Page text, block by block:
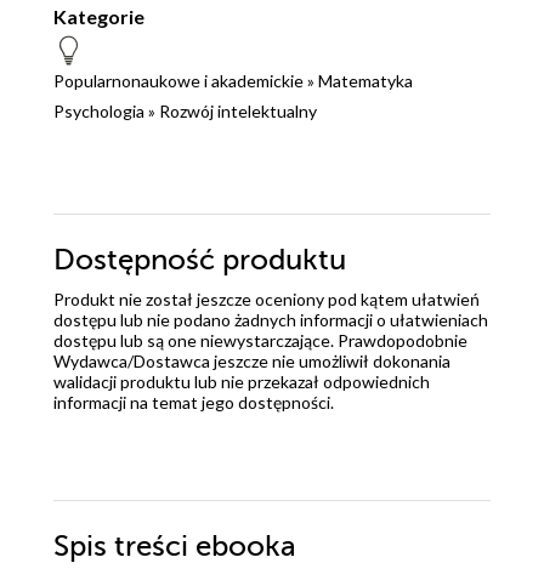
Kategorie
Popularnonaukowe i akademickie» Matematyka
Psychologia » Rozwój intelektualny
Dostępność produktu
Produkt nie został jeszcze oceniony pod kątem ułatwień
dostępu lub nie podano żadnych informacji o ułatwieniach
dostępu lub są one niewystarczające. Prawdopodobnie
Wydawca/Dostawca jeszcze nie umożliwił dokonania
walidacji produktu lub nie przekazał odpowiednich
informacji na temat jego dostępności.
Spis treści ebooka